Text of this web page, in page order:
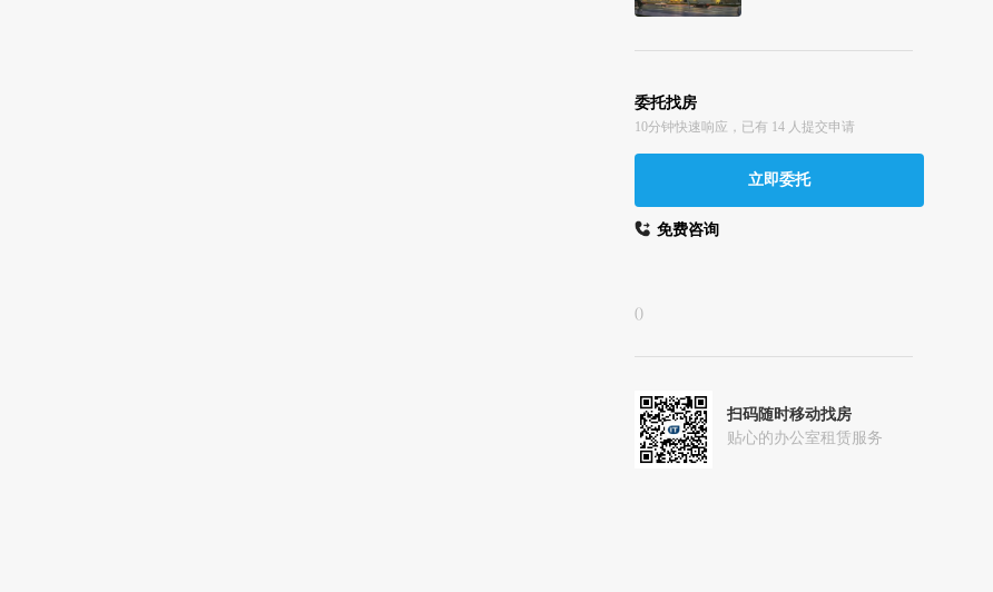
委托找房
10分钟快速响应，已有 14 人提交申请
立即委托
免费咨询
()
扫码随时移动找房
贴心的办公室租赁服务